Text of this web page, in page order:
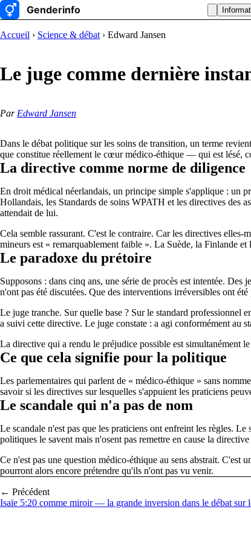
Accueil › Science & débat › Edward Jansen
Le juge comme dernière
Par Edward Jansen
Dans le débat politique sur les soins de transition, un terme revient
que constitue réellement le cœur médico-éthique — qui est lésé,
La directive comme norme de diligence
En droit médical néerlandais, un principe simple s'applique : un
Hollandais, les Standards de soins WPATH et les directives des
attendait de lui.
Cela semble rassurant. C'est le contraire. Car les directives
mineurs est « remarquablement faible ». La Suède, la Finlande
Le paradoxe du prétoire
Supposons : dans cinq ans, une série de procès est intentée.
n'ont pas été discutées. Que des interventions irréversibles ont
Le juge tranche. Sur quelle base ? Sur le standard
a suivi cette directive. Le juge constate : a agi conformément au
La directive qui a rendu le préjudice possible est simultanément
Ce que cela signifie pour la politique
Les parlementaires qui parlent de « médico-éthique » sans
savoir si les directives sur lesquelles s'appuient les praticiens
Le scandale qui n'a pas de nom
Le scandale n'est pas que les praticiens ont enfreint les règles.
politiques le savent mais n'osent pas remettre en cause la
Ce n'est pas une question médico-éthique au sens abstrait.
pourront alors encore prétendre qu'ils n'ont pas vu venir.
← Précédent
Isaïe 5:20 comme miroir — la grande inversion dans le débat sur